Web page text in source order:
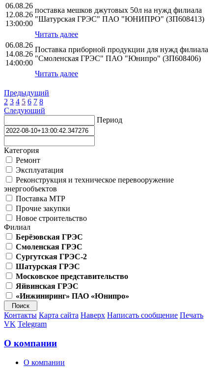
06.08.26
12.08.26
13:00:00
поставка мешков джутовых 50л на нужд филиала
"Шатурская ГРЭС" ПАО "ЮНИПРО" (ЗП608413)
Читать далее
06.08.26
14.08.26
14:00:00
Поставка приборной продукции для нужд филиала
"Смоленская ГРЭС" ПАО "Юнипро" (ЗП608406)
Читать далее
Предыдущий
2 3 4 5 6 7 8
Следующий
Период
Категория
Ремонт
Эксплуатация
Реконструкция и техническое перевооружение
энергообъектов
Поставка МТР
Прочие закупки
Новое строительство
Филиал
Берёзовская ГРЭС
Смоленская ГРЭС
Сургутская ГРЭС-2
Шатурская ГРЭС
Московское представительство
Яйвинская ГРЭС
«Инжиниринг» ПАО «Юнипро»
Контакты Карта сайта Наверх Написать сообщение Печать
VK Telegram
О компании
О компании